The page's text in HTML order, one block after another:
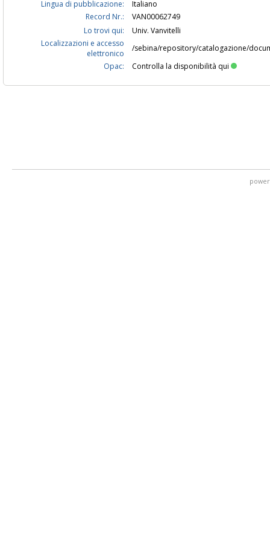
Lingua di pubblicazione:
Italiano
Record Nr.:
VAN00062749
Lo trovi qui:
Univ. Vanvitelli
Localizzazioni e accesso
elettronico
/sebina/repository/catalogazione/
Opac:
Controlla la disponibilità qui